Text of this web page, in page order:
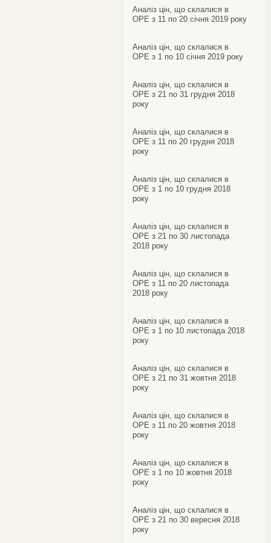
Аналіз цін, що склалися в
ОРЕ з 11 по 20 січня 2019 року
Аналіз цін, що склалися в
ОРЕ з 1 по 10 січня 2019 року
Аналіз цін, що склалися в
ОРЕ з 21 по 31 грудня 2018
року
Аналіз цін, що склалися в
ОРЕ з 11 по 20 грудня 2018
року
Аналіз цін, що склалися в
ОРЕ з 1 по 10 грудня 2018
року
Аналіз цін, що склалися в
ОРЕ з 21 по 30 листопада
2018 року
Аналіз цін, що склалися в
ОРЕ з 11 по 20 листопада
2018 року
Аналіз цін, що склалися в
ОРЕ з 1 по 10 листопада 2018
року
Аналіз цін, що склалися в
ОРЕ з 21 по 31 жовтня 2018
року
Аналіз цін, що склалися в
ОРЕ з 11 по 20 жовтня 2018
року
Аналіз цін, що склалися в
ОРЕ з 1 по 10 жовтня 2018
року
Аналіз цін, що склалися в
ОРЕ з 21 по 30 вересня 2018
року